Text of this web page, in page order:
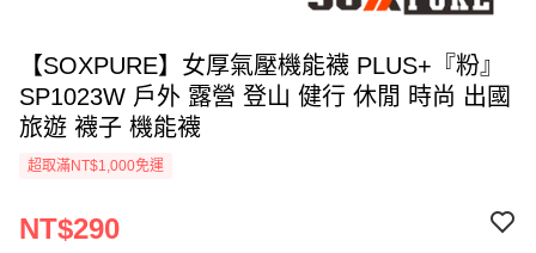
【SOXPURE】女厚氣壓機能襪 PLUS+『粉』
SP1023W 戶外 露營 登山 健行 休閒 時尚 出國
旅遊 襪子 機能襪
超取滿NT$1,000免運
NT$290